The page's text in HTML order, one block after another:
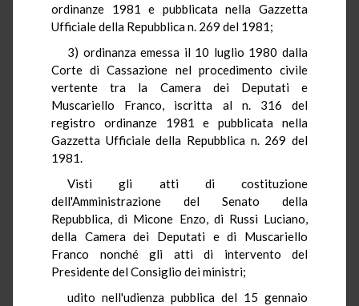
ordinanze 1981 e pubblicata nella Gazzetta
Ufficiale della Repubblica n. 269 del 1981;
3) ordinanza emessa il 10 luglio 1980 dalla
Corte di Cassazione nel procedimento civile
vertente tra la Camera dei Deputati e
Muscariello Franco, iscritta al n. 316 del
registro ordinanze 1981 e pubblicata nella
Gazzetta Ufficiale della Repubblica n. 269 del
1981.
Visti gli atti di costituzione
dell'Amministrazione del Senato della
Repubblica, di Micone Enzo, di Russi Luciano,
della Camera dei Deputati e di Muscariello
Franco nonché gli atti di intervento del
Presidente del Consiglio dei ministri;
udito nell'udienza pubblica del 15 gennaio